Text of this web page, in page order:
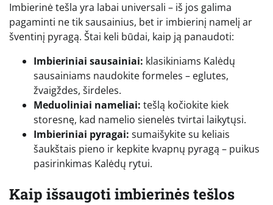
Imbierinė tešla yra labai universali – iš jos galima
pagaminti ne tik sausainius, bet ir imbierinį namelį ar
šventinį pyragą. Štai keli būdai, kaip ją panaudoti:
Imbieriniai sausainiai: klasikiniams Kalėdų
sausainiams naudokite formeles – eglutes,
žvaigždes, širdeles.
Meduoliniai nameliai: tešlą kočiokite kiek
storesnę, kad namelio sienelės tvirtai laikytųsi.
Imbieriniai pyragai: sumaišykite su keliais
šaukštais pieno ir kepkite kvapnų pyragą – puikus
pasirinkimas Kalėdų rytui.
Kaip išsaugoti imbierinės tešlos